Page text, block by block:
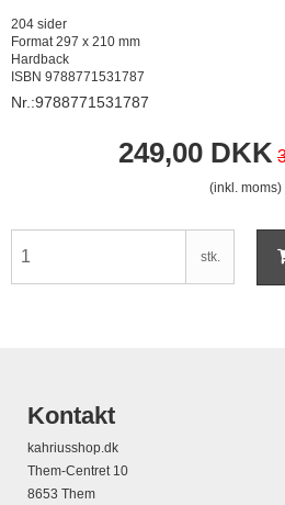
204 sider
Format 297 x 210 mm
Hardback
ISBN 9788771531787
Nr.:9788771531787
249,00 DKK
(inkl. moms)
stk.
Kontakt
kahriusshop.dk
Them-Centret 10
8653 Them